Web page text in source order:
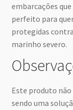
embarcações
perfeito para
protegidas
marinho severo.
Este produto
sendo uma